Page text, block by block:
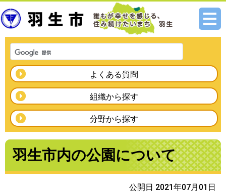
メニ
よくある質問
組織から探す
分野から探す
羽生市内の公園について
公開日 2021年07月01日